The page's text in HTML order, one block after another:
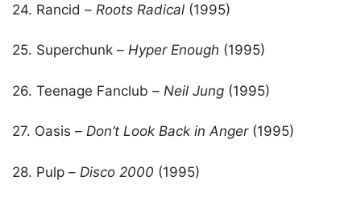
24. Rancid – Roots Radical (1995)
25. Superchunk – Hyper Enough (1995)
26. Teenage Fanclub – Neil Jung (1995)
27. Oasis – Don’t Look Back in Anger(1995)
28. Pulp – Disco 2000 (1995)